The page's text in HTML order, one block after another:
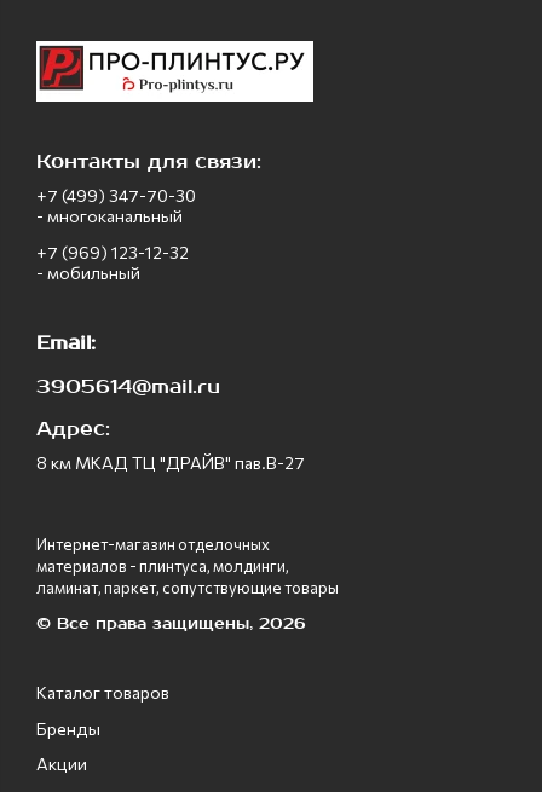
Контакты для связи:
+7 (499) 347-70-30
- многоканальный
+7 (969) 123-12-32
- мобильный
Email:
3905614@mail.ru
Адрес:
8 км МКАД ТЦ "ДРАЙВ" пав.В-27
Интернет-магазин отделочных
материалов - плинтуса, молдинги,
ламинат, паркет, сопутствующие товары
© Все права защищены, 2026
Каталог товаров
Бренды
Акции